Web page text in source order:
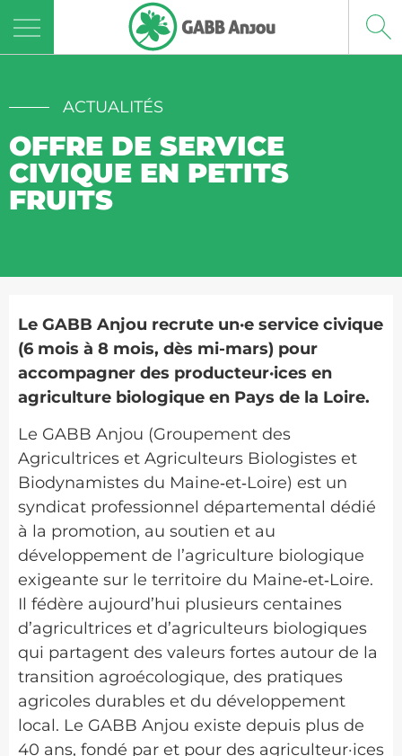
ACTUALITÉS
OFFRE DE SERVICE
CIVIQUE EN PETITS
FRUITS
Le GABB Anjou recrute un·e service civique
(6 mois à 8 mois, dès mi-mars) pour
accompagner des producteur·ices en
agriculture biologique en Pays de la Loire.
Le GABB Anjou (Groupement des
Agricultrices et Agriculteurs Biologistes et
Biodynamistes du Maine‑et‑Loire) est un
syndicat professionnel départemental dédié
à la promotion, au soutien et au
développement de l’agriculture biologique
exigeante sur le territoire du Maine‑et‑Loire.
Il fédère aujourd’hui plusieurs centaines
d’agricultrices et d’agriculteurs biologiques
qui partagent des valeurs fortes autour de la
transition agroécologique, des pratiques
agricoles durables et du développement
local. Le GABB Anjou existe depuis plus de
40 ans, fondé par et pour des agriculteur·ices
Panneau de gestion des cookies